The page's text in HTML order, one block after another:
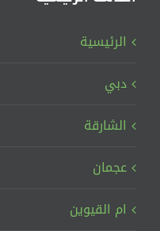
الرئيسية
دبي
الشارقة
عجمان
ام القيوين